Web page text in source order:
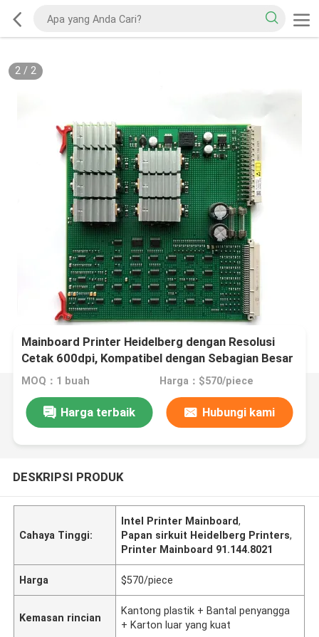
2/ 2
Mainboard Printer Heidelberg dengan Resolusi
Cetak 600dpi, Kompatibel dengan Sebagian Besar
Printer dan Garansi 1 Tahun
MOQ：1 buah Harga：$570/piece
Harga terbaik Hubungi kami
DESKRIPSI PRODUK
Cahaya Tinggi:
Intel Printer Mainboard,
Papan sirkuit Heidelberg Printers,
Printer Mainboard 91.144.8021
Harga $570/piece
Kemasan rincian
Kantong plastik + Bantal penyangga
+ Karton luar yang kuat